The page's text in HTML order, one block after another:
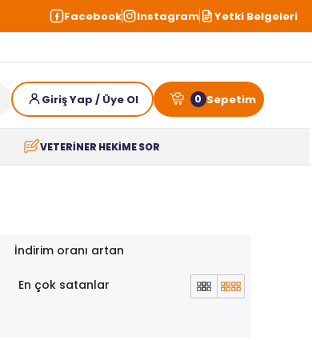
Facebook Instagram Yetki Belgeleri
VETERİNER HEKİME SOR
0
İndirim oranı artan
En çok satanlar